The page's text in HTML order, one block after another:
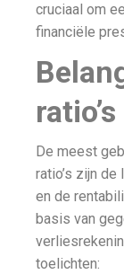
cruciaal om
financiële
ratio’s
De meest
ratio’s zijn
en de
basis van
toelichten: